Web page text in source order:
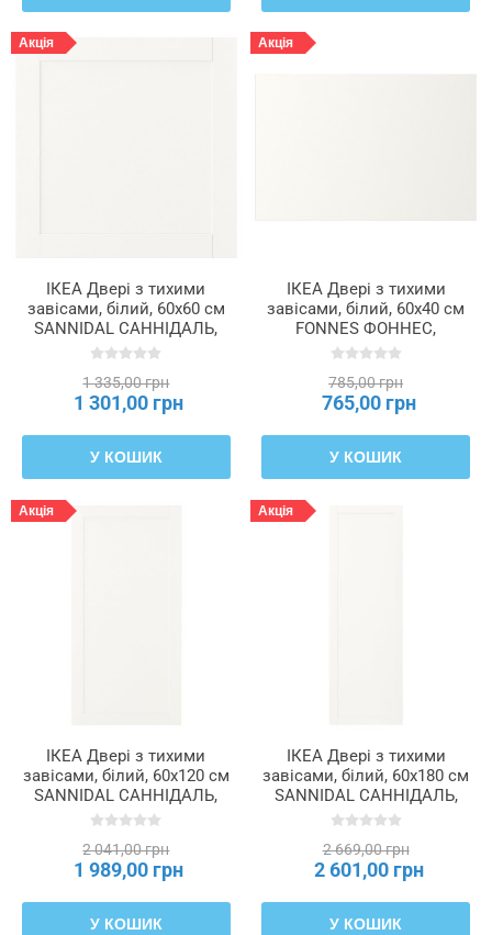
Акція
ІКЕА Двері з тихими
завісами, білий, 60x60 см
SANNIDAL САННІДАЛЬ,
396.312.05
1 335,00 грн
1 301,00 грн
У КОШИК
Акція
ІКЕА Двері з тихими
завісами, білий, 60x40 см
FONNES ФОННЕС,
896.311.75
785,00 грн
765,00 грн
У КОШИК
Акція
ІКЕА Двері з тихими
завісами, білий, 60x120 см
SANNIDAL САННІДАЛЬ,
896.311.99
2 041,00 грн
1 989,00 грн
У КОШИК
Акція
ІКЕА Двері з тихими
завісами, білий, 60x180 см
SANNIDAL САННІДАЛЬ,
296.312.01
2 669,00 грн
2 601,00 грн
У КОШИК